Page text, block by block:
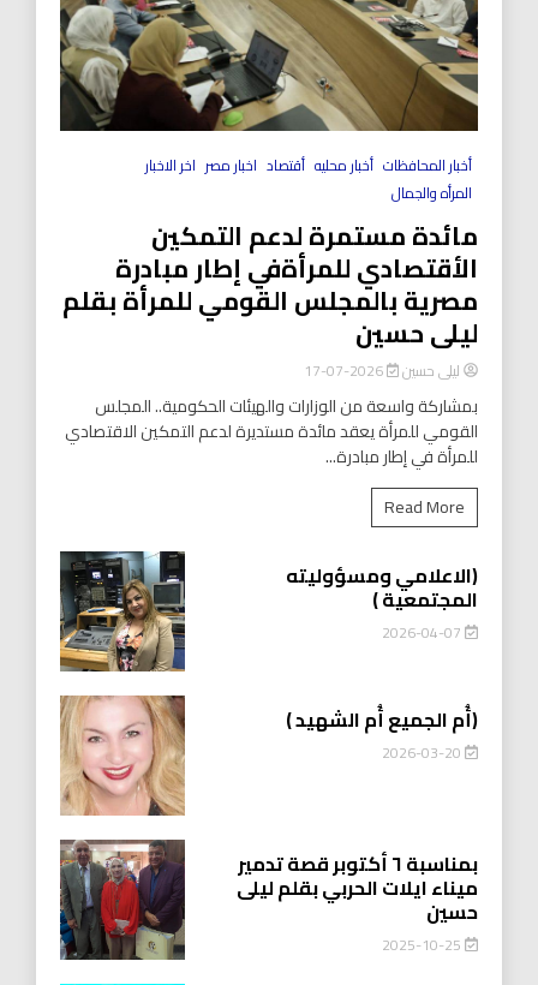
أخبار المحافظات أخبار محليه أقتصاد اخبار مصر اخر الاخبار
المرأه والجمال
مائدة مستمرة لدعم التمكين
الأقتصادي للمرأةفي إطار مبادرة
مصرية بالمجلس القومي للمرأة بقلم
ليلى حسين
ليلى حسين 2026-07-17
بمشاركة واسعة من الوزارات والهيئات الحكومية.. المجلس
القومي للمرأة يعقد مائدة مستديرة لدعم التمكين الاقتصادي
للمرأة في إطار مبادرة...
Read More
(الاعلامي ومسؤوليته
المجتمعية )
2026-04-07
(أُم الجميع أُم الشهيد )
2026-03-20
بمناسبة ٦ أكتوبر قصة تدمير
ميناء ايلات الحربي بقلم ليلى
حسين
2025-10-25